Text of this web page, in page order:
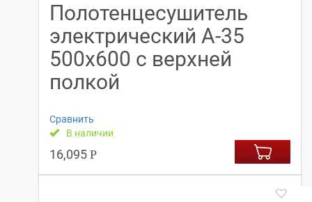
Полотенцесушитель
электрический А-35
500х600 с верхней
полкой
Сравнить
В наличии
16,095 Р